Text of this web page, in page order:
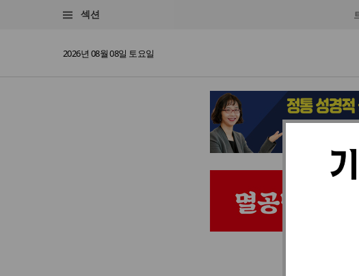
섹션
2026년 08월 08일 토요일